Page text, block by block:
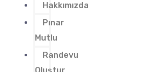
Hakkımızda
Pınar
Mutlu
Randevu